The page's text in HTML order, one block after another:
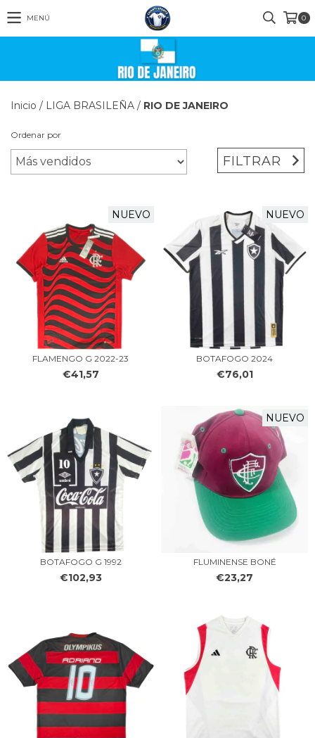
MENÚ 0
Inicio / LIGA BRASILEÑA / RIO DE JANEIRO
Ordenar por
FILTRAR
NUEVO
FLAMENGO G 2022-23
€41,57
NUEVO
BOTAFOGO 2024
€76,01
BOTAFOGO G 1992
€102,93
NUEVO
FLUMINENSE BONÉ
€23,27